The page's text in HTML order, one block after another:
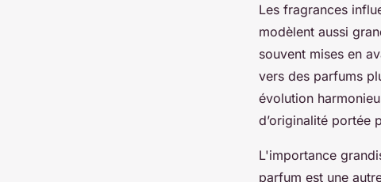
Les fragrances
modèlent aussi
souvent mises en
vers des parfums
évolution
d’originalité portée
L'importance
parfum est une